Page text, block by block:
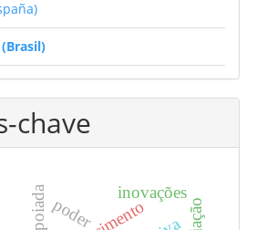
chave
poder
inovações